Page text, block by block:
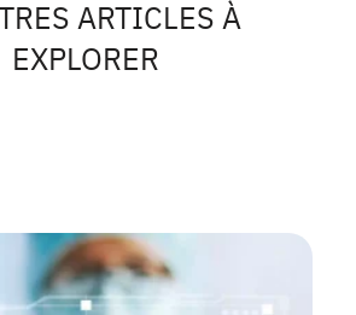
ARTICLES À
EXPLORER